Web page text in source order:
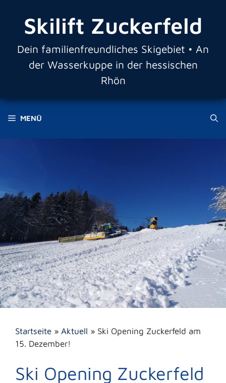
springenSkilift Zuckerfeld
Dein familienfreundliches Skigebiet • An
der Wasserkuppe in der hessischen
Rhön
MENÜ
Startseite » Aktuell » Ski Opening Zuckerfeld am
15. Dezember!
Ski Opening Zuckerfeld